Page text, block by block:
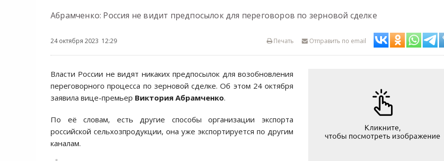
Абрамченко: Россия не видит предпосылок для переговоров по зерновой сделке
24 октября 2023 12:29 Отправить по email
Печать
Власти России не видят никаких предпосылок для возобновления
переговорного процесса по зерновой сделке. Об этом 24 октября
заявила вице-премьер Виктория Абрамченко.
По её словам, есть другие способы организации экспорта
российской сельхозпродукции, она уже экспортируется по другим
каналам.